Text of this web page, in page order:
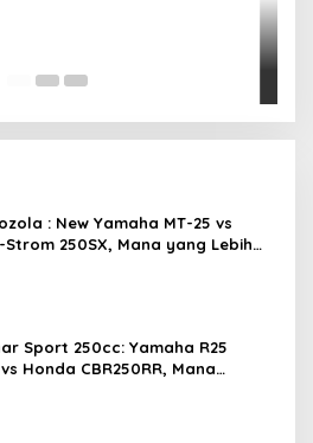
: New Yamaha MT-25 vs
Strom 250SX, Mana yang Lebih
Sport 250cc: Yamaha R25
Honda CBR250RR, Mana